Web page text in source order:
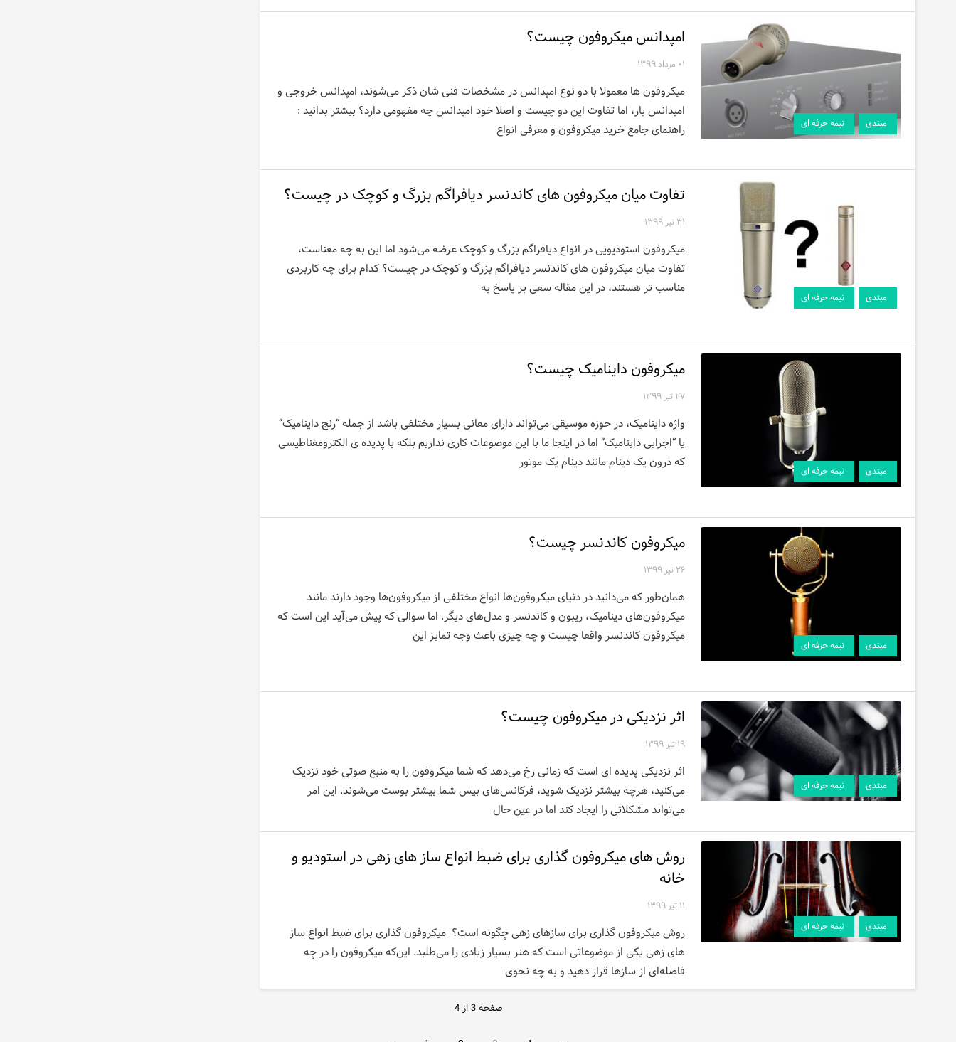
مبتدی نیمه حرفه ای
امپدانس میکروفون چیست؟
۰۱ مرداد ۱۳۹۹
میکروفون ها معمولا با دو نوع امپدانس در مشخصات فنی شان ذکر می‌شوند، امپدانس خروجی و
امپدانس بار، اما تفاوت این دو چیست و اصلا خود امپدانس چه مفهومی دارد؟ بیشتر بدانید :
راهنمای جامع خرید میکروفون و معرفی انواع
مبتدی نیمه حرفه ای
تفاوت میان میکروفون های کاندنسر دیافراگم بزرگ و کوچک در چیست؟
۳۱ تیر ۱۳۹۹
میکروفون‌ استودیویی در انواع دیافراگم بزرگ و کوچک عرضه می‌شود اما این به چه معناست،
تفاوت میان میکروفون های کاندنسر دیافراگم بزرگ و کوچک در چیست؟ کدام برای چه کاربردی
مناسب تر هستند، در این مقاله سعی بر پاسخ به
مبتدی نیمه حرفه ای
میکروفون داینامیک چیست؟
۲۷ تیر ۱۳۹۹
واژه داینامیک، در حوزه موسیقی می‌تواند دارای معانی بسیار مختلفی باشد از جمله “رنج داینامیک”
یا “اجرایی داینامیک” اما در اینجا ما با این موضوعات کاری نداریم بلکه با پدیده ی الکترومغناطیسی
که درون یک دینام مانند دینام یک موتور
مبتدی نیمه حرفه ای
میکروفون کاندنسر چیست؟
۲۶ تیر ۱۳۹۹
‌همان‌طور که می‌دانید در دنیای میکروفون‌ها انواع مختلفی از میکروفون‌ها وجود دارند مانند
میکروفون‌های دینامیک، ریبون و کاندنسر و مدل‌های دیگر. اما سوالی که پیش می‌آید این است که
میکروفون کاندنسر واقعا چیست و چه چیزی باعث وجه تمایز این
مبتدی نیمه حرفه ای
اثر نزدیکی در میکروفون چیست؟
۱۹ تیر ۱۳۹۹
اثر نزدیکی پدیده ای است که زمانی رخ می‌دهد که شما میکروفون را به منبع صوتی خود نزدیک
می‌کنید، هرچه بیشتر نزدیک شوید، فرکانس‌های بیس شما بیشتر بوست می‌شوند. این امر
می‌تواند مشکلاتی را ایجاد کند اما در عین حال
مبتدی نیمه حرفه ای
روش های میکروفون گذاری برای ضبط انواع ساز های زهی در استودیو و
خانه
۱۱ تیر ۱۳۹۹
روش میکروفون گذاری برای سازهای زهی چگونه است؟ میکروفون گذاری برای ضبط انواع ساز
های زهی یکی از موضوعاتی است که هنر بسیار زیادی را می‌طلبد. این‌که میکروفون را در چه
فاصله‌ای از سازها قرار دهید و به چه نحوی
صفحه 3 از 4